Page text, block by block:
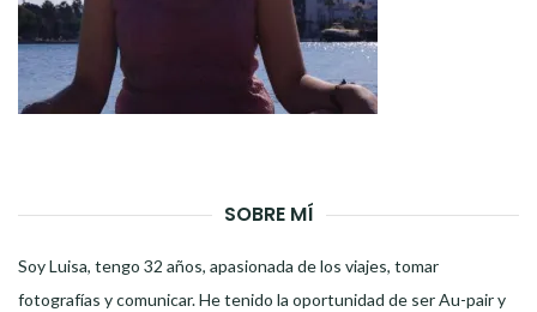
SOBRE MÍ
Soy Luisa, tengo 32 años, apasionada de los viajes, tomar
fotografías y comunicar. He tenido la oportunidad de ser Au-pair y